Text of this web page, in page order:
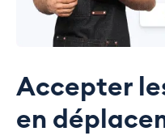
Accepter
en